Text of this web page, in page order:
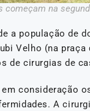
começam na
a população de
Velho (na
de cirurgias de
consideração
A